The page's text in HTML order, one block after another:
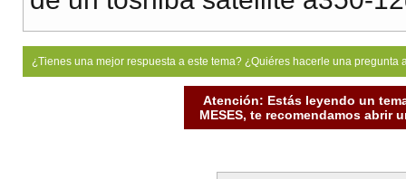
¿Tienes una mejor respuesta a este tema? ¿Quiéres hacerle una
Atención: Estás leyendo un
MESES, te recomendamos abrir